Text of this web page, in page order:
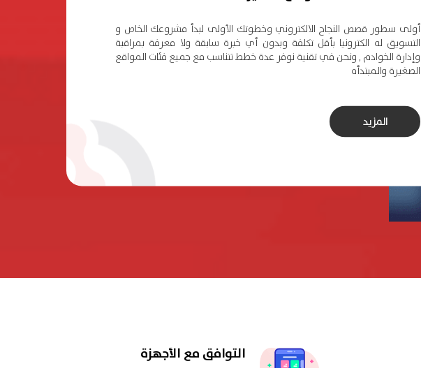
أولى سطور قصص النجاح الالكتروني وخطوتك الأولى لبدأ مشروعك الخاص و
التسويق له الكترونيا بأقل تكلفة وبدون أي خبرة سابقة ولا معرفة بمراقبة
وإدارة الخوادم , ونحن في تقنية نوفر عدة خطط تتناسب مع جميع فئات المواقع
الصغيرة والمبتدأه
المزيد
التوافق مع الأجهزة